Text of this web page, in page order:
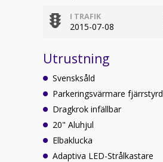
I TRAFIK
2015-07-08
Utrustning
Svensksåld
Parkeringsvärmare fjärrstyrd
Dragkrok infällbar
20" Aluhjul
Elbaklucka
Adaptiva LED-Strålkastare